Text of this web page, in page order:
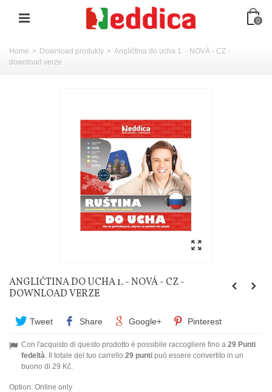
0
Home > Download produkty > Angličtina do ucha 1. - NOVÁ - CZ -
download verze
ANGLIČTINA DO UCHA 1. - NOVÁ - CZ -
DOWNLOAD VERZE
Tweet Share Google+ Pinterest
Con l'acquisto di questo prodotto è possibile raccogliere fino a 29 Punti
fedeltà . Il totale del tuo carrello 29 punti può essere convertito in un
buono di 29 Kč
Option: Online only